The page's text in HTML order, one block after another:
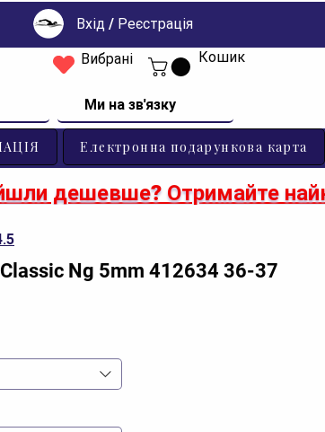
Вхід / Реєстрація
Вибрані Кошик
Ми на зв'язку
Електронна подарункова карта
Ng 5mm 412634 36-37
дешевше? Отримайте